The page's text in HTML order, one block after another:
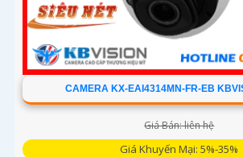
CAMERA KX-EAI4314MN-FR-EB
Giá Bán: liên hệ
Giá Khuyến Mại: 5%-35%